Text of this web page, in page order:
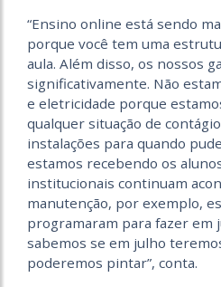
“Ensino online está sendo
porque você tem uma
aula. Além disso, os nossos
significativamente. Não
e eletricidade porque
qualquer situação de
instalações para quando
estamos recebendo os
institucionais continuam
manutenção, por exemplo,
programaram para fazer em
sabemos se em julho
poderemos pintar”, conta.